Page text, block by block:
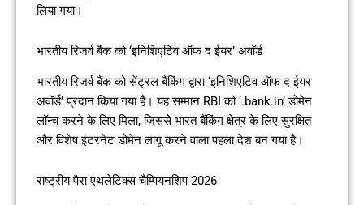
लिया गया।
भारतीय रिजर्व बैंक को ‘इनिशिएटिव ऑफ द ईयर’ अवॉर्ड
भारतीय रिजर्व बैंक को सेंट्रल बैंकिंग द्वारा ‘इनिशिएटिव ऑफ द ईयर
अवॉर्ड’ प्रदान किया गया है। यह सम्मान RBI को ‘.bank.in’ डोमेन
लॉन्च करने के लिए मिला, जिससे भारत बैंकिंग क्षेत्र के लिए सुरक्षित
और विशेष इंटरनेट डोमेन लागू करने वाला पहला देश बन गया है।
राष्ट्रीय पैरा एथलेटिक्स चैम्पियनशिप 2026